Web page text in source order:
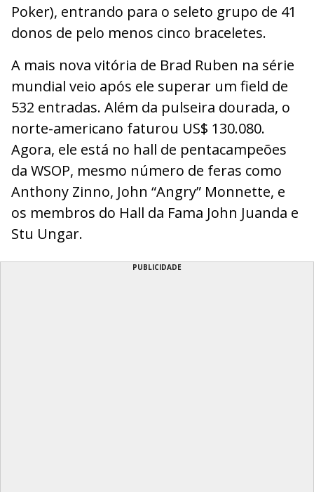
Poker), entrando para o seleto grupo de 41
donos de pelo menos cinco braceletes.
A mais nova vitória de Brad Ruben na série
mundial veio após ele superar um field de
532 entradas. Além da pulseira dourada, o
norte-americano faturou US$ 130.080.
Agora, ele está no hall de pentacampeões
da WSOP, mesmo número de feras como
Anthony Zinno, John “Angry” Monnette, e
os membros do Hall da Fama John Juanda e
Stu Ungar.
PUBLICIDADE